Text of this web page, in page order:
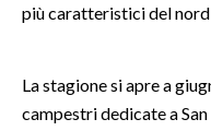
EVENTI
3 MINUTI CON
più caratteristici del nord
La stagione si apre a
campestri dedicate a